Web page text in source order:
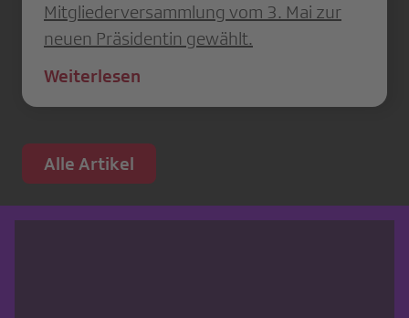
Mitgliederversammlung vom 3. Mai zur
neuen Präsidentin gewählt.
Weiterlesen
Alle Artikel